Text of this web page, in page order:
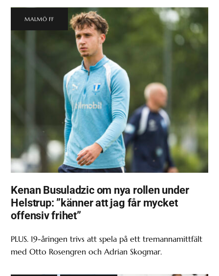
MALMÖ FF
Kenan Busuladzic om nya rollen under
Helstrup: ”känner att jag får mycket
offensiv frihet”
PLUS. 19-åringen trivs att spela på ett tremannamittfält
med Otto Rosengren och Adrian Skogmar.